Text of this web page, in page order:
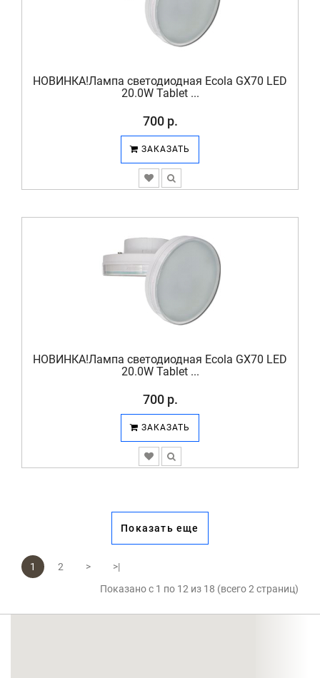
НОВИНКА!Лампа светодиодная Ecola GX70 LED
20.0W Tablet ...
700 р.
ЗАКАЗАТЬ
НОВИНКА!Лампа светодиодная Ecola GX70 LED
20.0W Tablet ...
700 р.
ЗАКАЗАТЬ
Показать еще
1 2 >
>|
Показано с 1 по 12 из 18 (всего 2 страниц)